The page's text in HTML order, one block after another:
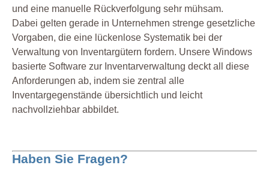
und eine manuelle Rückverfolgung sehr mühsam.
Dabei gelten gerade in Unternehmen strenge gesetzliche
Vorgaben, die eine lückenlose Systematik bei der
Verwaltung von Inventargütern fordern. Unsere Windows
basierte Software zur Inventarverwaltung deckt all diese
Anforderungen ab, indem sie zentral alle
Inventargegenstände übersichtlich und leicht
nachvollziehbar abbildet.
Haben Sie Fragen?